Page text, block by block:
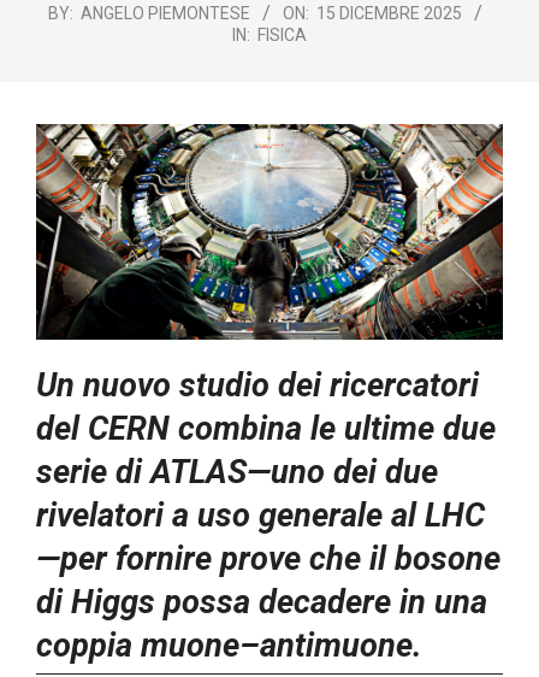
BY: ANGELO PIEMONTESE ON: 15 DICEMBRE 2025
IN: FISICA
Un nuovo studio dei ricercatori
del CERN combina le ultime due
serie di ATLAS—uno dei due
rivelatori a uso generale al LHC
—per fornire prove che il bosone
di Higgs possa decadere in una
coppia muone–antimuone.